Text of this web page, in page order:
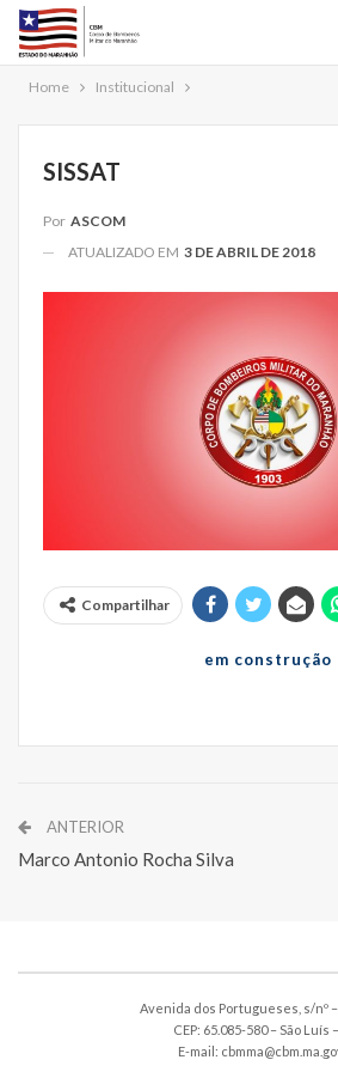
Home Institucional
SISSAT
Por ASCOM
ATUALIZADO EM 3 DE ABRIL DE 2018
Compartilhar
em construção
ANTERIOR
Marco Antonio Rocha Silva
Avenida dos Portugueses, s/nº –
CEP: 65.085-580 – São Luís
E-mail: